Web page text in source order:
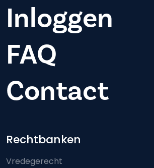
Inloggen
FAQ
Contact
Footer-menu
Rechtbanken
Vredegerecht